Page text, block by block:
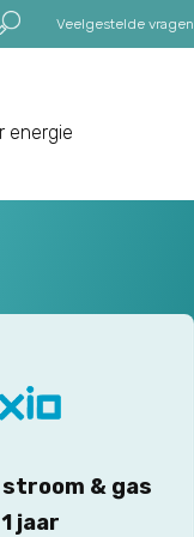
Veelgestelde vragen
energie
& gas
jaar